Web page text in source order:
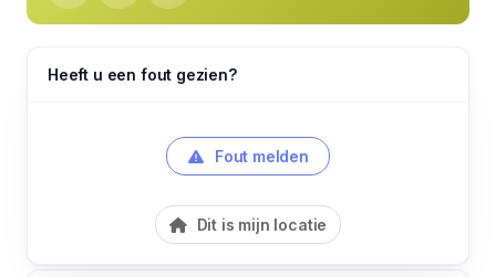
Heeft u een fout gezien?
Fout melden
Dit is mijn locatie